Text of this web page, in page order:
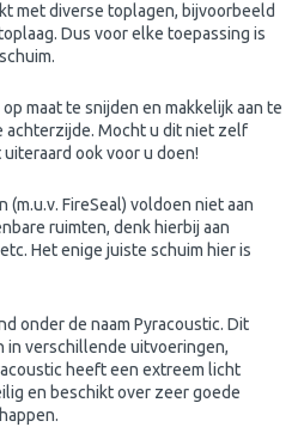
met diverse toplagen, bijvoorbeeld
Dus voor elke toepassing is
maat te snijden en makkelijk aan te
Mocht u dit niet zelf
ook voor u doen!
FireSeal) voldoen niet aan
ruimten, denk hierbij aan
Het enige juiste schuim hier is
onder de naam Pyracoustic. Dit
in verschillende uitvoeringen,
heeft een extreem licht
en beschikt over zeer goede